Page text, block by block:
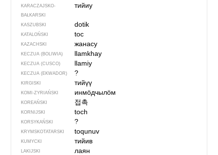
KARACZAJSKO-
BAŁKARSKI
тийиу
KASZUBSKI dotik
KATALOŃSKI toc
KAZACHSKI жанасу
KECZUA (BOLIWIA) llamkhay
KECZUA (CUSCO) llamiy
KECZUA (EKWADOR) ?
KIRGISKI тийүү
KOMI-ZYRIAŃSKI инмӧдчылӧм
KOREAŃSKI 접촉
KORNIJSKI toch
KORSYKAŃSKI ?
KRYMSKOTATARSKI toqunuv
KUMYCKI тийив
LAKIJSKI лаян